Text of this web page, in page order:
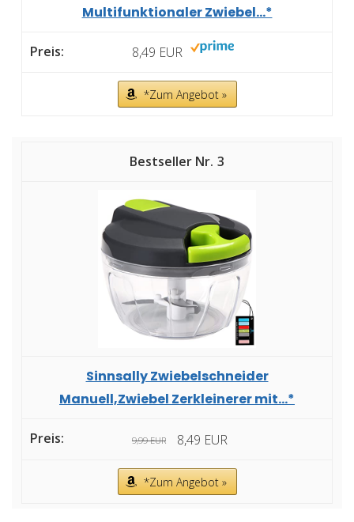
Multifunktionaler Zwiebel...*
8,49 EUR
*Zum Angebot »
3
Sinnsally Zwiebelschneider
Manuell,Zwiebel Zerkleinerer mit...*
9,99 EUR 8,49 EUR
*Zum Angebot »